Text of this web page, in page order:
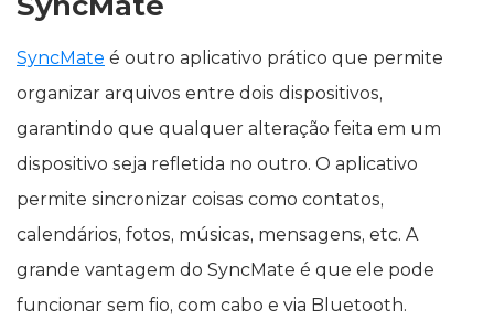
SyncMate é outro aplicativo prático que permite
organizar arquivos entre dois dispositivos,
garantindo que qualquer alteração feita em um
dispositivo seja refletida no outro. O aplicativo
permite sincronizar coisas como contatos,
calendários, fotos, músicas, mensagens, etc. A
grande vantagem do SyncMate é que ele pode
funcionar sem fio, com cabo e via Bluetooth.